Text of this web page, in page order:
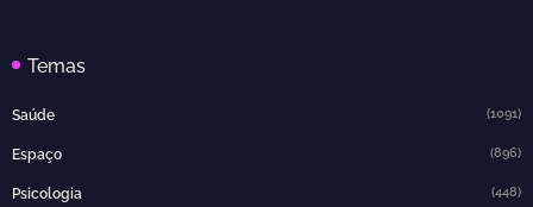
Temas
Saúde (1091)
Espaço (896)
Psicologia (448)